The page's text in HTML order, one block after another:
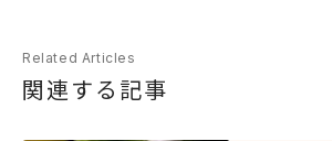
Related Articles
関連する​記事